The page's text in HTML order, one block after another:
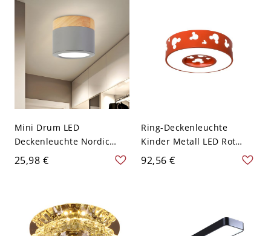
Mini Drum LED
Deckenleuchte Nordic
Metall Grau-Holz in
Weißlicht für Foyer
25,98 €
Ring-Deckenleuchte
Kinder Metall LED Rot
Deckenleuchte mit
Mausmuster in Weißlicht,
92,56 €